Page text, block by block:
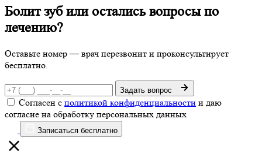
Болит зуб или остались вопросы по
лечению?
Оставьте номер — врач перезвонит и проконсультирует
бесплатно.
Задать вопрос
Согласен с политикой конфиденциальности и даю
согласие на обработку персональных данных
Записаться бесплатно